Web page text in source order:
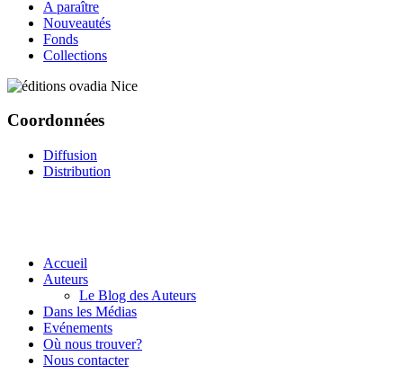
A paraître
Nouveautés
Fonds
Collections
Coordonnées
Diffusion
Distribution
Accueil
Auteurs
Le Blog des Auteurs
Dans les Médias
Evénements
Où nous trouver?
Nous contacter